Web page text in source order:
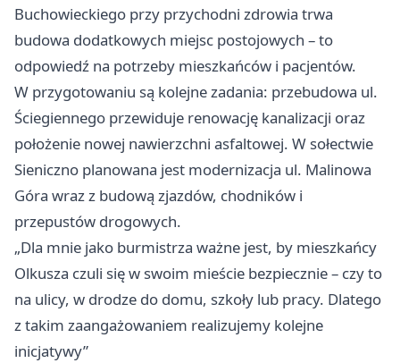
Buchowieckiego przy przychodni zdrowia trwa
budowa dodatkowych miejsc postojowych – to
odpowiedź na potrzeby mieszkańców i pacjentów.
W przygotowaniu są kolejne zadania: przebudowa ul.
Ściegiennego przewiduje renowację kanalizacji oraz
położenie nowej nawierzchni asfaltowej. W sołectwie
Sieniczno planowana jest modernizacja ul. Malinowa
Góra wraz z budową zjazdów, chodników i
przepustów drogowych.
„Dla mnie jako burmistrza ważne jest, by mieszkańcy
Olkusza czuli się w swoim mieście bezpiecznie – czy to
na ulicy, w drodze do domu, szkoły lub pracy. Dlatego
z takim zaangażowaniem realizujemy kolejne
inicjatywy”